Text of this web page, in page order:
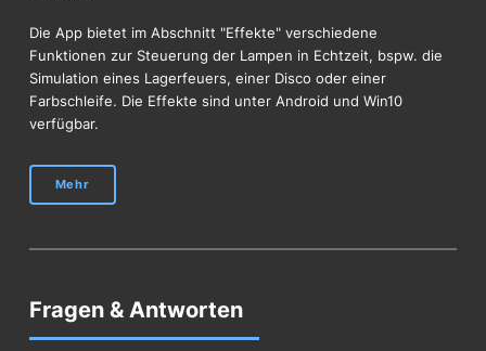
Die App bietet im Abschnitt "Effekte" verschiedene
Funktionen zur Steuerung der Lampen in Echtzeit, bspw. die
Simulation eines Lagerfeuers, einer Disco oder einer
Farbschleife. Die Effekte sind unter Android und Win10
verfügbar.
Mehr
Fragen & Antworten